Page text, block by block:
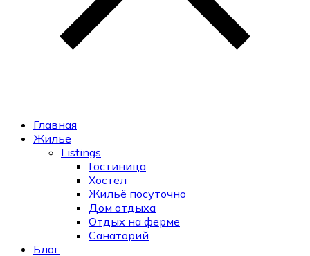
Главная
Жилье
Listings
Гостиница
Хостел
Жильё посуточно
Дом отдыха
Отдых на ферме
Санаторий
Блог